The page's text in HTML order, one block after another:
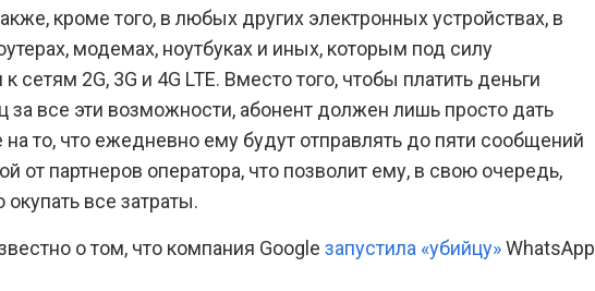
кроме того, в любых других электронных устройствах, в
модемах, ноутбуках и иных, которым под силу
сетям 2G, 3G и 4G LTE. Вместо того, чтобы платить деньги
все эти возможности, абонент должен лишь просто дать
на то, что ежедневно ему будут отправлять до пяти сообщений
от партнеров оператора, что позволит ему, в свою очередь,
окупать все затраты.
о том, что компания Google запустила «убийцу»WhatsApp